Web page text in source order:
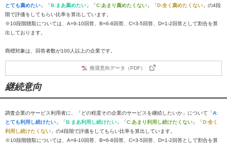
とても薦めたい 」「B:まあ薦めたい 」「C:あまり薦めたくない 」「D:全く薦めたくない 」の4段
階で評価をしてもらい比率を算出しています。
※10段階聴取については、A=9-10回答、B=6-8回答、C=3-5回答、D=1-2回答として割合を算
出しております。
商標対象は、回答者数が100人以上の企業です。
推奨意向データ（PDF）
継続意向
調査企業のサービス利用者に、「どの程度その企業のサービスを継続したいか」について「A:
とても利用し続けたい 」「B:まあ利用し続けたい 」「C:あまり利用し続けたくない 」「D:全く
利用し続けたくない 」の4段階で評価をしてもらい比率を算出しています。
※10段階聴取については、A=9-10回答、B=6-8回答、C=3-5回答、D=1-2回答として割合を算